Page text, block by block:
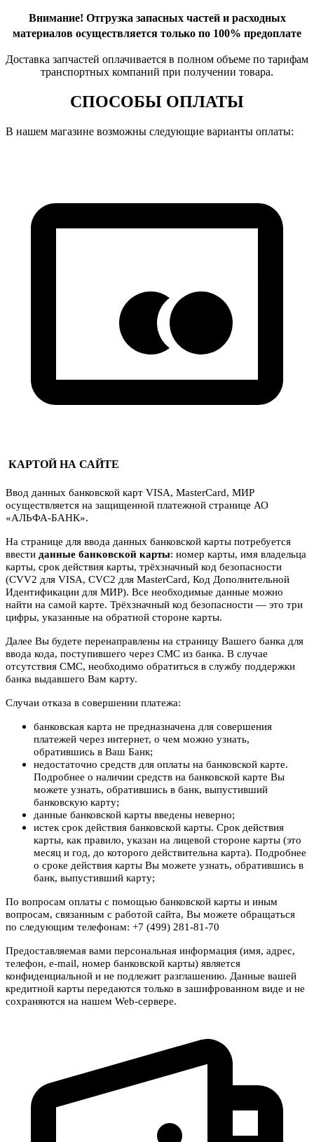
Внимание! Отгрузка запасных частей и расходных
материалов осуществляется только по 100% предоплате
Доставка запчастей оплачивается в полном объеме по тарифам
транспортных компаний при получении товара.
СПОСОБЫ ОПЛАТЫ
В нашем магазине возможны следующие варианты оплаты:
КАРТОЙ НА САЙТЕ
Ввод данных банковской карт VISA, MasterCard, МИР
осуществляется на защищенной платежной странице АО
«АЛЬФА-БАНК».
На странице для ввода данных банковской карты потребуется
ввести данные банковской карты: номер карты, имя владельца
карты, срок действия карты, трёхзначный код безопасности
(CVV2 для VISA, CVC2 для MasterCard, Код Дополнительной
Идентификации для МИР). Все необходимые данные можно
найти на самой карте. Трёхзначный код безопасности — это три
цифры, указанные на обратной стороне карты.
Далее Вы будете перенаправлены на страницу Вашего банка для
ввода кода, поступившего через СМС из банка. В случае
отсутствия СМС, необходимо обратиться в службу поддержки
банка выдавшего Вам карту.
Случаи отказа в совершении платежа:
банковская карта не предназначена для совершения
платежей через интернет, о чем можно узнать,
обратившись в Ваш Банк;
недостаточно средств для оплаты на банковской карте.
Подробнее о наличии средств на банковской карте Вы
можете узнать, обратившись в банк, выпустивший
банковскую карту;
данные банковской карты введены неверно;
истек срок действия банковской карты. Срок действия
карты, как правило, указан на лицевой стороне карты (это
месяц и год, до которого действительна карта). Подробнее
о сроке действия карты Вы можете узнать, обратившись в
банк, выпустивший карту;
По вопросам оплаты с помощью банковской карты и иным
вопросам, связанным с работой сайта, Вы можете обращаться
по следующим телефонам: +7 (499) 281-81-70
Предоставляемая вами персональная информация (имя, адрес,
телефон, e-mail, номер банковской карты) является
конфиденциальной и не подлежит разглашению. Данные вашей
кредитной карты передаются только в зашифрованном виде и не
сохраняются на нашем Web-сервере.